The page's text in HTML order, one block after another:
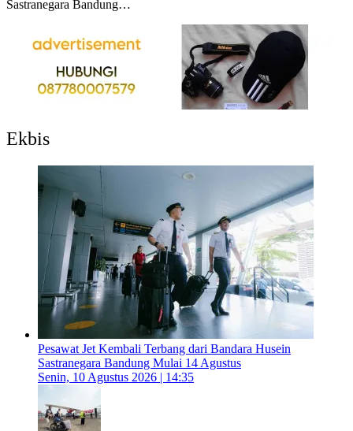
Sastranegara Bandung…
Ekbis
Pesawat Jet Kembali Terbang dari Bandara Husein
Sastranegara Bandung Mulai 14 Agustus
Senin, 10 Agustus 2026 | 14:35